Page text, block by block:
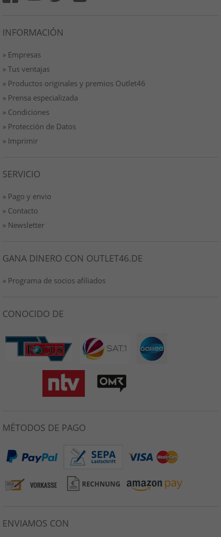
INFORMACIÓN
» Empresas
» Tus ventajas
» Productos originales y premios Outlet46
» Prensa especializada
» Condiciones
» Protección de Datos
» Imprimir
SERVICIO
» Pago y envio
» Contacto
» Newsletter
GANA DINERO CON OUTLET46.DE
» Programa de socios afiliados
CONOCIDO DE
MÉTODOS DE PAGO
ENVIAMOS CON